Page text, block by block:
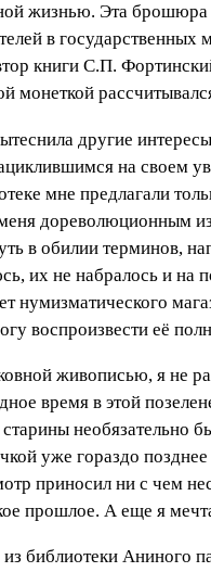
жизнью. Эта брошюра
в
книги С.П.
монеткой
другие
на своем
мне предлагали
дореволюционным
в обилии терминов,
их не набралось и
нумизматического
воспроизвести её
живописью, я не
время в этой
необязательно
уже гораздо
приносил ни с чем
прошлое. А еще я
библиотеки Аниного